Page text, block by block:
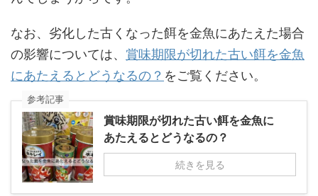
なお、劣化した古くなった餌を金魚にあたえた場合
の影響については、 賞味期限が切れた古い餌を金魚
にあたえるとどうなるの？ をご覧ください。
参考記事
賞味期限が切れた古い餌を金魚に
あたえるとどうなるの？
続きを見る